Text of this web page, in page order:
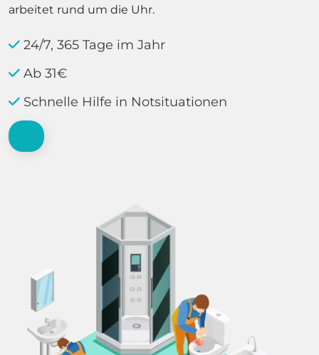
arbeitet rund um die Uhr.
24/7, 365 Tage im Jahr
Ab 31€
Schnelle Hilfe in Notsituationen